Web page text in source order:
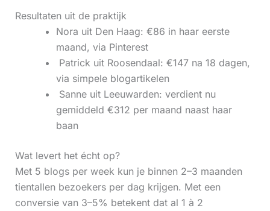
Resultaten uit de praktijk
Nora uit Den Haag: €86 in haar eerste
maand, via Pinterest
‍ Patrick uit Roosendaal: €147 na 18 dagen,
via simpele blogartikelen
‍ Sanne uit Leeuwarden: verdient nu
gemiddeld €312 per maand naast haar
baan
Wat levert het écht op?
Met 5 blogs per week kun je binnen 2–3 maanden
tientallen bezoekers per dag krijgen. Met een
conversie van 3–5% betekent dat al 1 à 2